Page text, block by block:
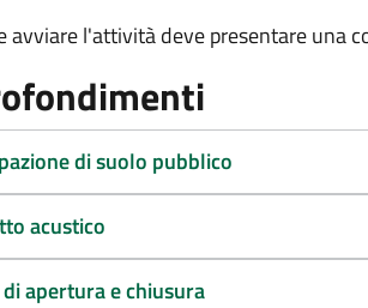
avviare l'attività deve presentare una
di suolo pubblico
acustico
apertura e chiusura